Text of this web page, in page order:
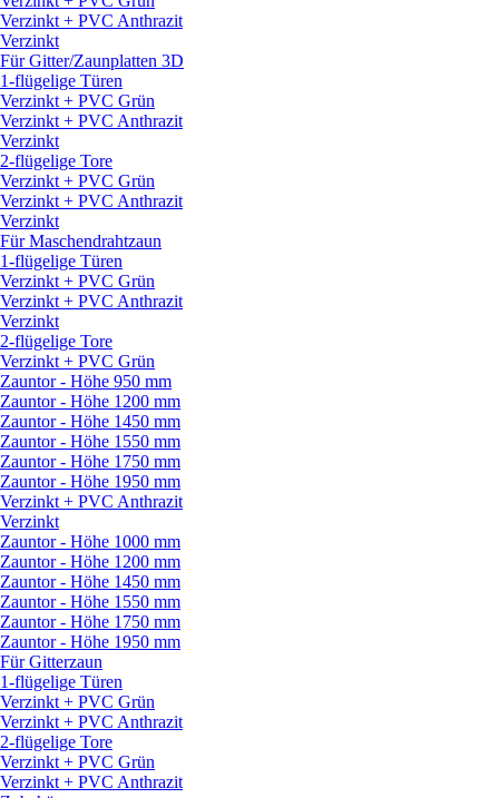
Verzinkt + PVC Anthrazit
Verzinkt
Für Gitter/Zaunplatten 3D
1-flügelige Türen
Verzinkt + PVC Grün
Verzinkt + PVC Anthrazit
Verzinkt
2-flügelige Tore
Verzinkt + PVC Grün
Verzinkt + PVC Anthrazit
Verzinkt
Für Maschendrahtzaun
1-flügelige Türen
Verzinkt + PVC Grün
Verzinkt + PVC Anthrazit
Verzinkt
2-flügelige Tore
Verzinkt + PVC Grün
Zauntor - Höhe 950 mm
Zauntor - Höhe 1200 mm
Zauntor - Höhe 1450 mm
Zauntor - Höhe 1550 mm
Zauntor - Höhe 1750 mm
Zauntor - Höhe 1950 mm
Verzinkt + PVC Anthrazit
Verzinkt
Zauntor - Höhe 1000 mm
Zauntor - Höhe 1200 mm
Zauntor - Höhe 1450 mm
Zauntor - Höhe 1550 mm
Zauntor - Höhe 1750 mm
Zauntor - Höhe 1950 mm
Für Gitterzaun
1-flügelige Türen
Verzinkt + PVC Grün
Verzinkt + PVC Anthrazit
2-flügelige Tore
Verzinkt + PVC Grün
Verzinkt + PVC Anthrazit